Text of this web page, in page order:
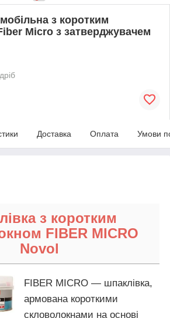
з коротким
Micro з затверджувачем
Доставка Оплата Умови
з коротким
FIBER MICRO
Novol
FIBER MICRO — шпаклівка,
армована короткими
скловолокнами на основі